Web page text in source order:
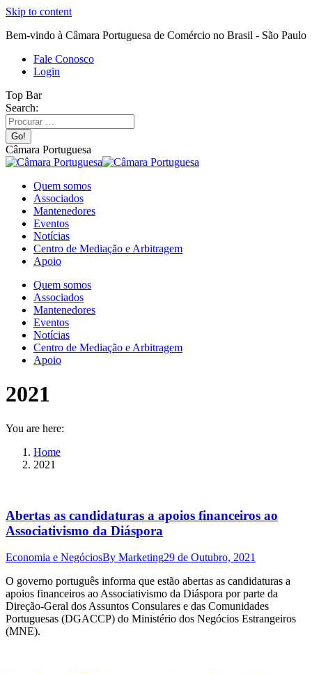
Skip to content
Bem-vindo à Câmara Portuguesa de Comércio no Brasil - São Paulo
Fale Conosco
Login
Top Bar
Search:
Câmara Portuguesa
Quem somos
Associados
Mantenedores
Eventos
Notícias
Centro de Mediação e Arbitragem
Apoio
Quem somos
Associados
Mantenedores
Eventos
Notícias
Centro de Mediação e Arbitragem
Apoio
2021
You are here:
Home
2021
Abertas as candidaturas a apoios financeiros ao
Associativismo da Diáspora
Economia e NegóciosBy Marketing29 de Outubro, 2021
O governo português informa que estão abertas as candidaturas a
apoios financeiros ao Associativismo da Diáspora por parte da
Direção-Geral dos Assuntos Consulares e das Comunidades
Portuguesas (DGACCP) do Ministério dos Negócios Estrangeiros
(MNE).